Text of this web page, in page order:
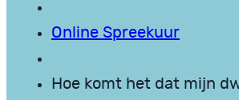
Online Spreekuur
Hoe komt het dat mijn